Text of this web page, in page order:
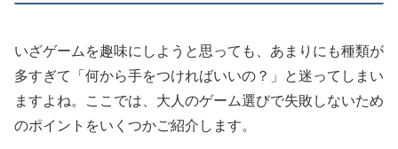
いざゲームを趣味にしようと思っても、あまりにも種類が
多すぎて「何から手をつければいいの？」と迷ってしまい
ますよね。ここでは、大人のゲーム選びで失敗しないため
のポイントをいくつかご紹介します。